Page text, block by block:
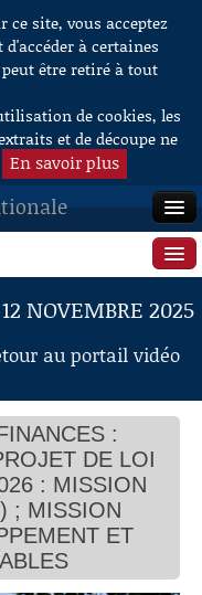
site, vous acceptez
à certaines
être retiré à tout
de cookies, les
et de découpe ne
En savoir plus
NOVEMBRE 2025
au portail vidéo
:
DE LOI
: MISSION
; MISSION
ET